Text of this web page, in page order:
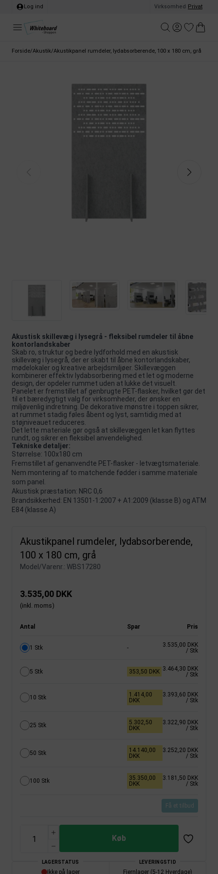
Log ind Virksomhed Privat
Forside/Akustik/Akustikpanel rumdeler, lydabsorberende, 100 x 180 cm, grå
Akustisk skillevæg i lysegrå - fleksibel rumdeler til åbne
kontorlandskaber
Skab ro, struktur og bedre lydforhold med en akustisk
skillevæg i lysegrå, der er skabt til åbne kontorlandskaber,
mødelokaler og kreative arbejdsmiljøer. Skillevæggen
kombinerer effektiv lydabsorbering med et let og moderne
design, der opdeler rummet uden at lukke det visuelt.
Panelet er fremstillet af genbrugte PET-flasker, hvilket gør det
til et bæredygtigt valg for virksomheder, der ønsker en
miljøvenlig indretning. De dekorative mønstre i toppen sikrer,
at rummet stadig føles åbent og lyst, samtidig med at
støjniveauet reduceres.
Det lette materiale gør også at skillevæggen let kan flyttes
rundt, og sikrer en fleksibel anvendelighed.
Tekniske detaljer:
Størrelse: 100x180 cm
Fremstillet af genanvendte PET-flasker - letvægtsmateriale.
Nem montering af to matchende fødder i samme materiale
som panel.
Akustisk præstation: NRC 0,6
Brandsikkerhed: EN 13501-1:2007 + A1:2009 (klasse B) og ATM
E84 (klasse A)
Akustikpanel rumdeler, lydabsorberende,
100 x 180 cm, grå
Model/Varenr.: WBS17280
3.535,00 DKK
(inkl. moms)
Antal Spar Pris
1 Stk -
3.535,00 DKK
/ Stk
5 Stk 353,50 DKK 3.464,30 DKK
/ Stk
10 Stk
1.414,00
DKK
3.393,60 DKK
/ Stk
25 Stk
5.302,50
DKK
3.322,90 DKK
/ Stk
50 Stk
14.140,00
DKK
3.252,20 DKK
/ Stk
100 Stk
35.350,00
DKK
3.181,50 DKK
/ Stk
Få et tilbud
Køb
LAGERSTATUS
Ikke på lager
LEVERINGSTID
Fjernlager (5-12 Hverdage)